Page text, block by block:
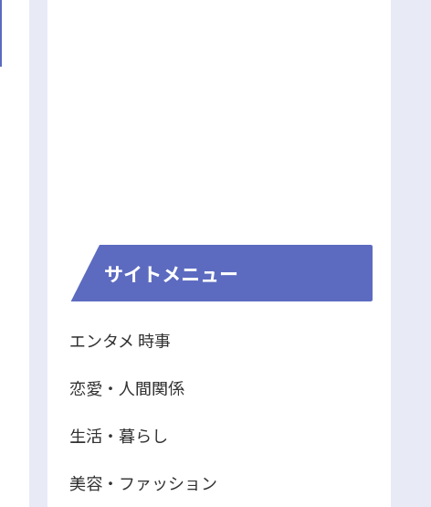
サイトメニュー
エンタメ 時事
恋愛・人間関係
生活・暮らし
美容・ファッション